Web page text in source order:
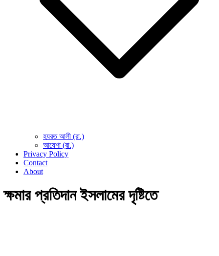
হযরত আলী (রা.)
আয়েশা (রা.)
Privacy Policy
Contact
About
ক্ষমার প্রতিদান ইসলামের দৃষ্টিতে